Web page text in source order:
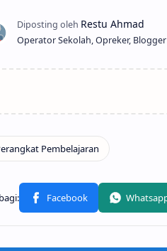
Operator Sekolah, Opreker, Blogger